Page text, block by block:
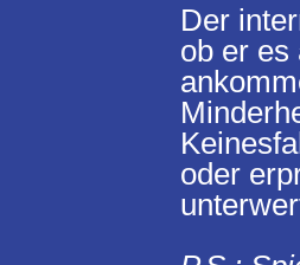
Der
ob er es
oder